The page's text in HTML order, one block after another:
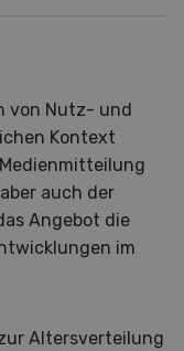
von Nutz- und
Kontext
auch der
Angebot die
im
Altersverteilung